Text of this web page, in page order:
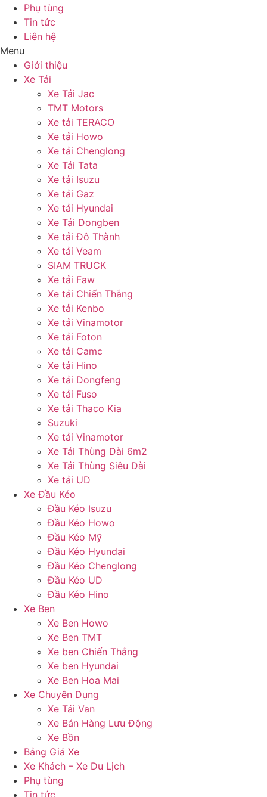
Phụ tùng
Tin tức
Liên hệ
Menu
Giới thiệu
Xe Tải
Xe Tải Jac
TMT Motors
Xe tải TERACO
Xe tải Howo
Xe tải Chenglong
Xe Tải Tata
Xe tải Isuzu
Xe tải Gaz
Xe tải Hyundai
Xe Tải Dongben
Xe tải Đô Thành
Xe tải Veam
SIAM TRUCK
Xe tải Faw
Xe tải Chiến Thắng
Xe tải Kenbo
Xe tải Vinamotor
Xe tải Foton
Xe tải Camc
Xe tải Hino
Xe tải Dongfeng
Xe tải Fuso
Xe tải Thaco Kia
Suzuki
Xe tải Vinamotor
Xe Tải Thùng Dài 6m2
Xe Tải Thùng Siêu Dài
Xe tải UD
Xe Đầu Kéo
Đầu Kéo Isuzu
Đầu Kéo Howo
Đầu Kéo Mỹ
Đầu Kéo Hyundai
Đầu Kéo Chenglong
Đầu Kéo UD
Đầu Kéo Hino
Xe Ben
Xe Ben Howo
Xe Ben TMT
Xe ben Chiến Thắng
Xe ben Hyundai
Xe Ben Hoa Mai
Xe Chuyên Dụng
Xe Tải Van
Xe Bán Hàng Lưu Động
Xe Bồn
Bảng Giá Xe
Xe Khách – Xe Du Lịch
Phụ tùng
Tin tức